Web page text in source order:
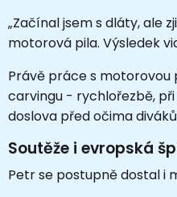
„Začínal jsem s dláty, ale
motorová pila. Výsledek
Právě práce s motorovou
carvingu - rychlořezbě,
doslova před očima
Soutěže i evropská
Petr se postupně dostal i